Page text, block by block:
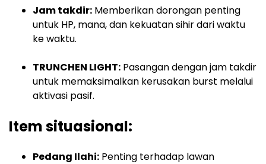
Jam takdir: Memberikan dorongan penting
untuk HP, mana, dan kekuatan sihir dari waktu
ke waktu.
TRUNCHEN LIGHT: Pasangan dengan jam takdir
untuk memaksimalkan kerusakan burst melalui
aktivasi pasif.
Item situasional:
Pedang Ilahi: Penting terhadap lawan